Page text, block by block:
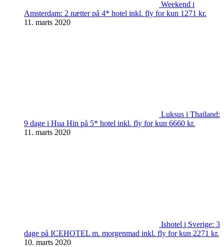
Weekend i
Amsterdam: 2 nætter på 4* hotel inkl. fly for kun 1271 kr.
11. marts 2020
Luksus i Thailand:
9 dage i Hua Hin på 5* hotel inkl. fly for kun 6660 kr.
11. marts 2020
Ishotel i Sverige: 3
dage på ICEHOTEL m. morgenmad inkl. fly for kun 2271 kr.
10. marts 2020